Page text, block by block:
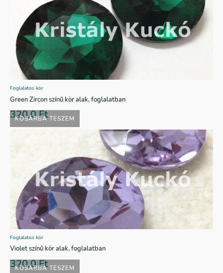
KOSÁRBA TESZEM
Foglalatos kör
Green Zircon színű kör alak, foglalatban
320,0Ft
KOSÁRBA TESZEM
Foglalatos kör
Violet színű kör alak, foglalatban
320,0Ft